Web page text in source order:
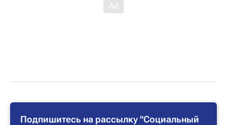
Подпишитесь на рассылку "Социальный